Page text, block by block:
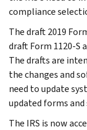
compliance
The draft 2019
draft Form 1120-S
The drafts are
the changes and
need to update
updated forms and
The IRS is now